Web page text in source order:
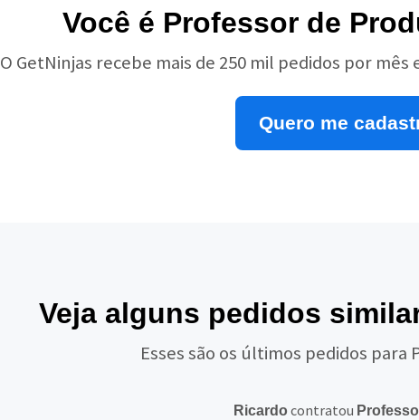
Você é Professor de
O GetNinjas recebe mais de 250 mil pedidos por
Quero me
Veja alguns pedidos
Esses são os últimos pedidos para
Ricardo contratou